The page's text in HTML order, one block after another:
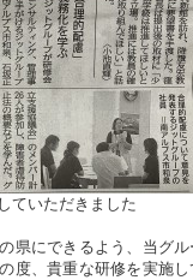
ていただきました
県にできるよう、当グ
度、貴重な研修を実施